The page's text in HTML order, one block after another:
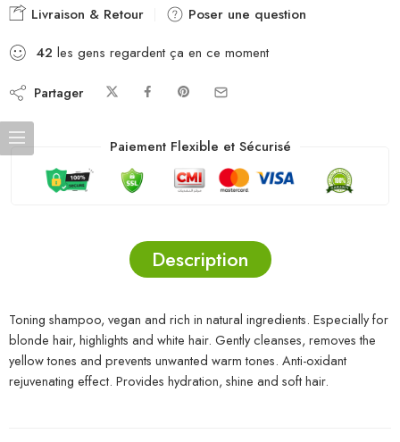
Livraison & Retour
Poser une question
42 les gens regardent ça en ce moment
Partager
Paiement Flexible et Sécurisé
Description
Toning shampoo, vegan and rich in natural ingredients. Especially for
blonde hair, highlights and white hair. Gently cleanses, removes the
yellow tones and prevents unwanted warm tones. Anti-oxidant
rejuvenating effect. Provides hydration, shine and soft hair.